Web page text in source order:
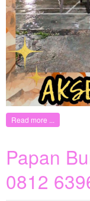
Read more ...
Papan
0812